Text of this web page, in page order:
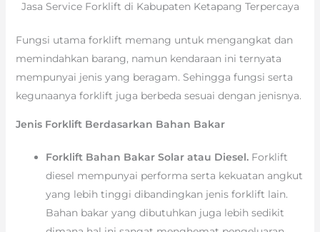
Jasa Service Forklift di Kabupaten Ketapang Terpercaya
Fungsi utama forklift memang untuk mengangkat dan
memindahkan barang, namun kendaraan ini ternyata
mempunyai jenis yang beragam. Sehingga fungsi serta
kegunaanya forklift juga berbeda sesuai dengan jenisnya.
Jenis Forklift Berdasarkan Bahan Bakar
Forklift Bahan Bakar Solar atau Diesel. Forklift
diesel mempunyai performa serta kekuatan angkut
yang lebih tinggi dibandingkan jenis forklift lain.
Bahan bakar yang dibutuhkan juga lebih sedikit